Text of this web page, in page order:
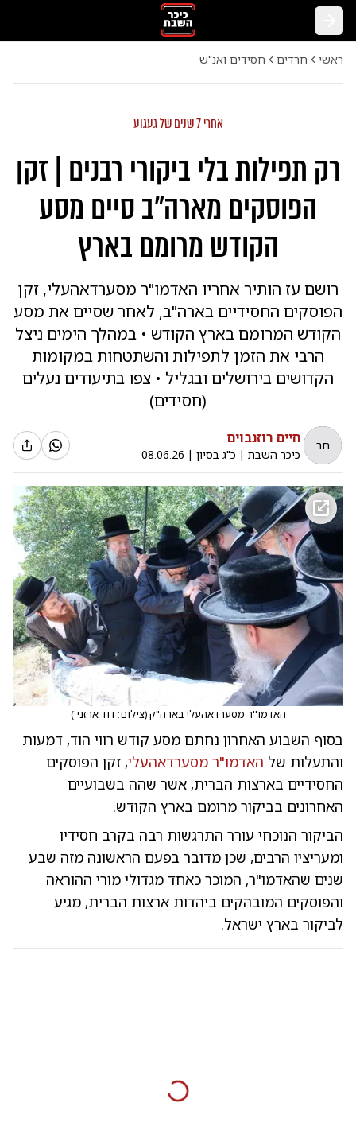
ראשי חרדים חסידים ואנ"ש
אחרי 7 שנים של געגוע
רק תפילות בלי ביקורי רבנים | זקן
הפוסקים מארה"ב סיים מסע
הקודש מרומם בארץ
רושם עז הותיר אחריו האדמו"ר מסערדאהעלי, זקן
הפוסקים החסידיים בארה"ב, לאחר שסיים את מסע
הקודש המרומם בארץ הקודש • במהלך הימים ניצל
הרבי את הזמן לתפילות והשתטחות במקומות
הקדושים בירושלים ובגליל • צפו בתיעודים נעלים
(חסידים)
חר חיים רוזנבוים
כיכר השבת | כ"ג בסיון |
08.06.26
האדמו''ר מסערדאהעלי בארה"ק(צילום: דוד ארזני)
בסוף השבוע האחרון נחתם מסע קודש רווי הוד, דמעות
והתעלות של האדמו"ר מסערדאהעלי, זקן הפוסקים
החסידיים בארצות הברית, אשר שהה בשבועיים
האחרונים בביקור מרומם בארץ הקודש.
הביקור הנוכחי עורר התרגשות רבה בקרב חסידיו
ומעריציו הרבים, שכן מדובר בפעם הראשונה מזה שבע
שנים שהאדמו"ר, המוכר כאחד מגדולי מורי ההוראה
והפוסקים המובהקים ביהדות ארצות הברית, מגיע
לביקור בארץ ישראל.